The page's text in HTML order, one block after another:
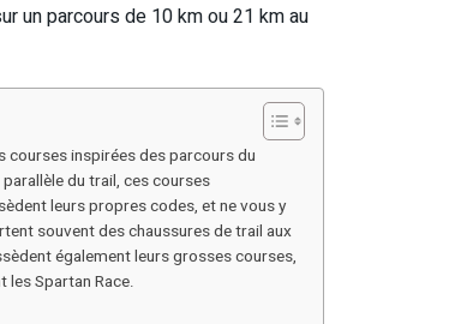
un parcours de 10 km ou 21 km au
courses inspirées des parcours du
du trail, ces courses
leurs propres codes, et ne vous y
souvent des chaussures de trail aux
également leurs grosses courses,
les Spartan Race.